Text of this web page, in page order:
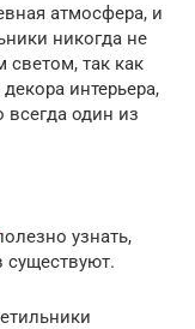
атмосфера, и
никогда не
светом, так как
интерьера,
всегда один из
узнать,
существуют.